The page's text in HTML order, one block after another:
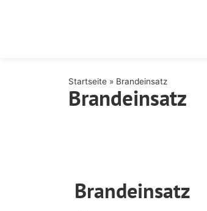
Startseite » Brandeinsatz
Brandeinsatz
Brandeinsatz